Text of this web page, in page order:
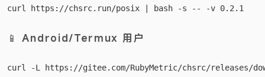
📱 Android/Termux 用户